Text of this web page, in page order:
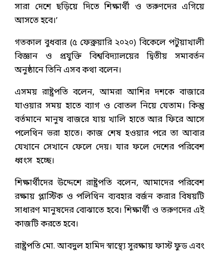
সারা দেশে ছড়িয়ে দিতে শিক্ষার্থী ও তরুণদের এগিয়ে
আসতে হবে।’
গতকাল বুধবার (৫ ফেব্রুয়ারি ২০২০) বিকেলে পটুয়াখালী
বিজ্ঞান ও প্রযুক্তি বিশ্ববিদ্যালয়ের দ্বিতীয় সমাবর্তন
অনুষ্ঠানে তিনি এসব কথা বলেন।
এসময় রাষ্ট্রপতি বলেন, আমরা আশির দশকে বাজারে
যাওয়ার সময় হাতে ব্যাগ ও বোতল নিয়ে যেতাম। কিন্তু
বর্তমানে মানুষ বাজরে যায় খালি হাতে আর ফিরে আসে
পলেথিন ভরা হাতে। কাজ শেষ হওয়ার পরে তা আবার
যেখানে সেখানে ফেলে দেয়। যার ফলে দেশের পরিবেশ
ধ্বংস হচ্ছে।
শিক্ষার্থীদের উদ্দেশে রাষ্ট্রপতি বলেন, আমাদের পরিবেশ
রক্ষায় প্লাস্টিক ও পলিথিন ব্যবহার বর্জন করার বিষয়টি
সাধারণ মানুষদের বোঝাতে হবে। শিক্ষার্থী ও তরুণদের এই
কাজটি করতে হবে।
রাষ্ট্রপতি মো. আবদুল হামিদ স্বাস্থ্যে সুরক্ষায় ফাস্ট ফুড এবং